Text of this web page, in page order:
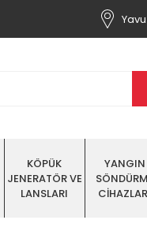
KÖPÜK
JENERATÖR VE
LANSLARI
YANGIN